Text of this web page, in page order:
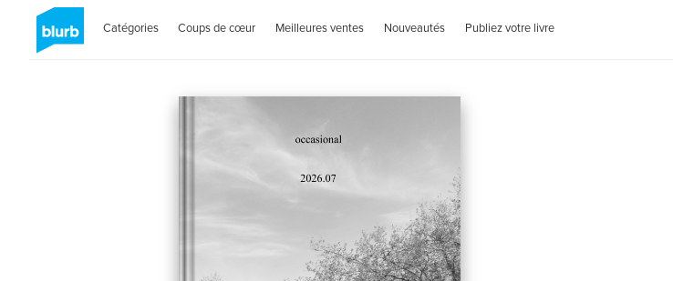
Catégories Coups de cœur Meilleures ventes Nouveautés Publiez votre livre